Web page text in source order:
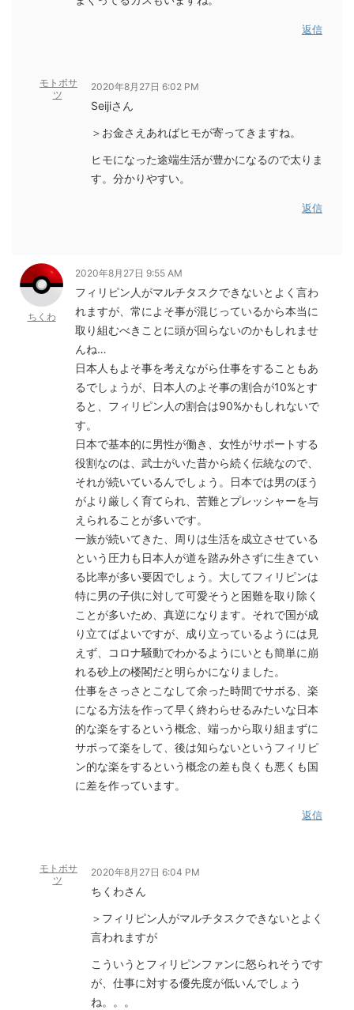
返信
モトボサ
ツ
2020年8月27日 6:02 PM
Seijiさん
＞お金さえあればヒモが寄ってきますね。
ヒモになった途端生活が豊かになるので太りま
す。分かりやすい。
返信
ちくわ
2020年8月27日 9:55 AM
フィリピン人がマルチタスクできないとよく言わ
れますが、常によそ事が混じっているから本当に
取り組むべきことに頭が回らないのかもしれませ
んね…
日本人もよそ事を考えながら仕事をすることもあ
るでしょうが、日本人のよそ事の割合が10%とす
ると、フィリピン人の割合は90%かもしれないで
す。
日本で基本的に男性が働き、女性がサポートする
役割なのは、武士がいた昔から続く伝統なので、
それが続いているんでしょう。日本では男のほう
がより厳しく育てられ、苦難とプレッシャーを与
えられることが多いです。
一族が続いてきた、周りは生活を成立させている
という圧力も日本人が道を踏み外さずに生きてい
る比率が多い要因でしょう。大してフィリピンは
特に男の子供に対して可愛そうと困難を取り除く
ことが多いため、真逆になります。それで国が成
り立てばよいですが、成り立っているようには見
えず、コロナ騒動でわかるようにいとも簡単に崩
れる砂上の楼閣だと明らかになりました。
仕事をさっさとこなして余った時間でサボる、楽
になる方法を作って早く終わらせるみたいな日本
的な楽をするという概念、端っから取り組まずに
サボって楽をして、後は知らないというフィリピ
ン的な楽をするという概念の差も良くも悪くも国
に差を作っています。
返信
モトボサ
ツ
2020年8月27日 6:04 PM
ちくわさん
＞フィリピン人がマルチタスクできないとよく
言われますが
こういうとフィリピンファンに怒られそうです
が、仕事に対する優先度が低いんでしょう
ね。。。